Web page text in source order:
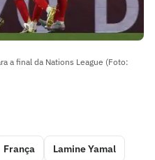
a final da Nations League (Foto:
França Lamine Yamal